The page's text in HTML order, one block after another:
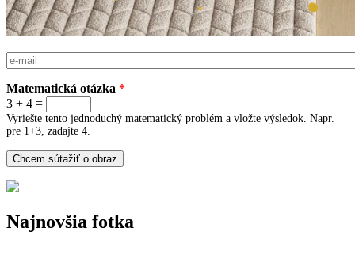
E-mail
Matematická otázka *
3 + 4 =
Vyriešte tento jednoduchý matematický problém a vložte výsledok. Napr.
pre 1+3, zadajte 4.
Najnovšia fotka